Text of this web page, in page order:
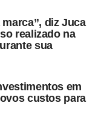
entre
pacientes.
da assistência
de Saúde Pública,
ao trabalho
da gestão
empenho diário
diz Juca
realizado na
sua
em
custos para